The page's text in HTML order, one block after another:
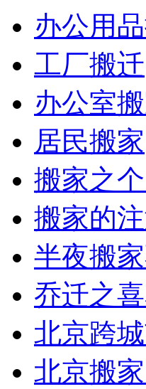
办公用
工厂搬迁
办公室
居民搬家
搬家之
搬家的
半夜搬
乔迁之
北京跨
北京搬